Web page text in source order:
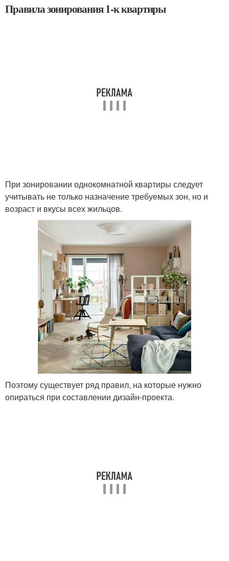
Правила зонирования 1-к квартиры
При зонировании однокомнатной квартиры следует
учитывать не только назначение требуемых зон, но и
возраст и вкусы всех жильцов.
Поэтому существует ряд правил, на которые нужно
опираться при составлении дизайн-проекта.